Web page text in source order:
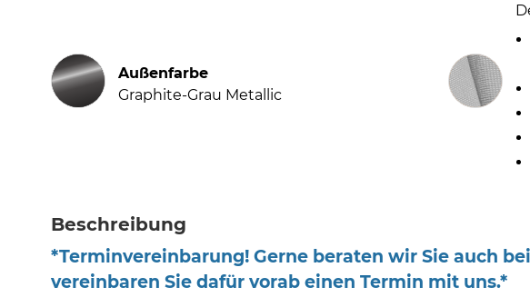
Außenfarbe
Graphite-Grau Metallic
Beschreibung
*Terminvereinbarung! Gerne beraten wir Sie auch
vereinbaren Sie dafür vorab einen Termin mit uns.*